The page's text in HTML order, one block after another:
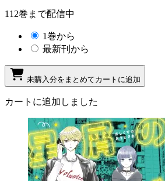
112巻まで配信中
1巻から
最新刊から
未購入分をまとめてカートに追加
カートに追加しました